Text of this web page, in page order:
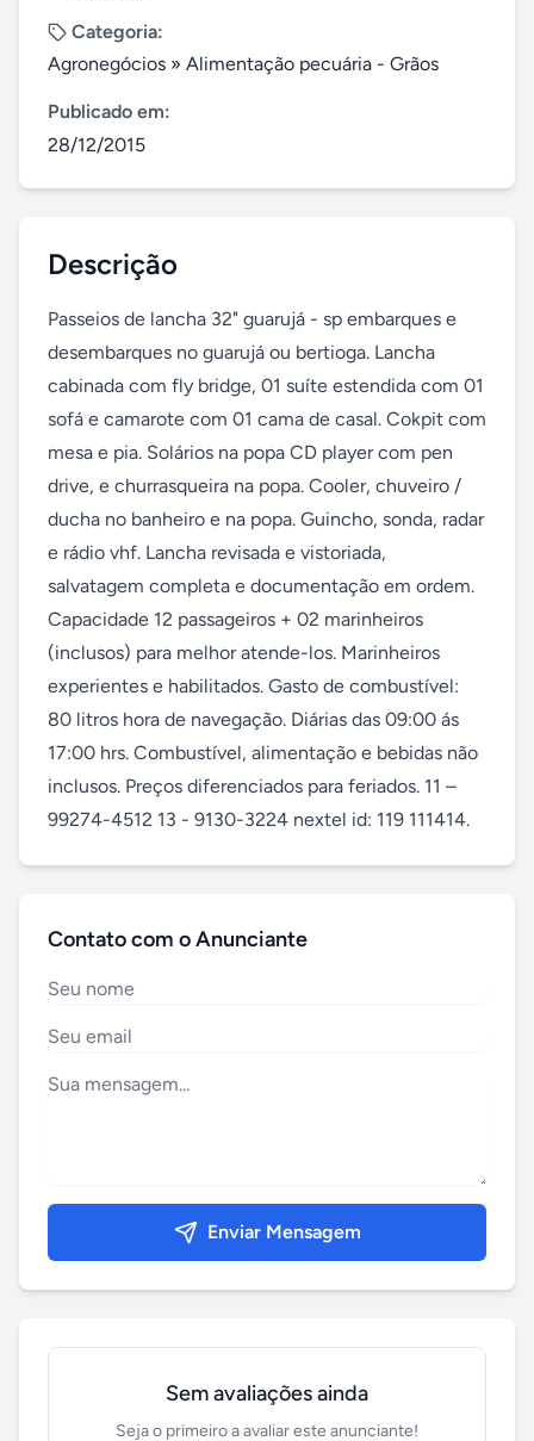
Categoria:
Agronegócios » Alimentação pecuária - Grãos
Publicado em:
28/12/2015
Descrição
Passeios de lancha 32" guarujá - sp embarques e
desembarques no guarujá ou bertioga. Lancha
cabinada com fly bridge, 01 suíte estendida com 01
sofá e camarote com 01 cama de casal. Cokpit com
mesa e pia. Solários na popa CD player com pen
drive, e churrasqueira na popa. Cooler, chuveiro /
ducha no banheiro e na popa. Guincho, sonda, radar
e rádio vhf. Lancha revisada e vistoriada,
salvatagem completa e documentação em ordem.
Capacidade 12 passageiros + 02 marinheiros
(inclusos) para melhor atende-los. Marinheiros
experientes e habilitados. Gasto de combustível:
80 litros hora de navegação. Diárias das 09:00 ás
17:00 hrs. Combustível, alimentação e bebidas não
inclusos. Preços diferenciados para feriados. 11 –
99274-4512 13 - 9130-3224 nextel id: 119 111414.
Contato com o Anunciante
Enviar Mensagem
Sem avaliações ainda
Seja o primeiro a avaliar este anunciante!